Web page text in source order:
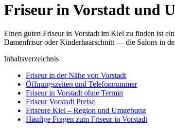
Friseur in Vorstadt und
Einen guten Friseur in Vorstadt im Kiel zu finden ist
Damenfrisur oder Kinderhaarschnitt — die Salons in
Inhaltsverzeichnis
Friseur in der Nähe von Vorstadt
Öffnungszeiten und Telefonnummer
Friseur in Vorstadt ohne Termin
Friseur Vorstadt Preise
Friseure Kiel – Region und Umgebung
Häufige Fragen zum Friseur in Vorstadt